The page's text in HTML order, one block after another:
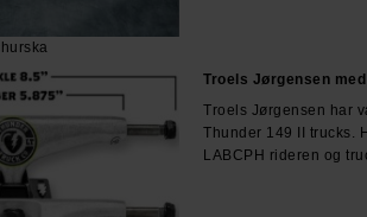
Troels Jørgensen
Troels Jørgensen har
Thunder 149 II trucks.
LABCPH rideren og